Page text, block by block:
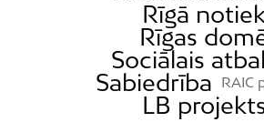
Rīgā
Rīgas
Sociālais
Sabiedrība
RAIC
LB